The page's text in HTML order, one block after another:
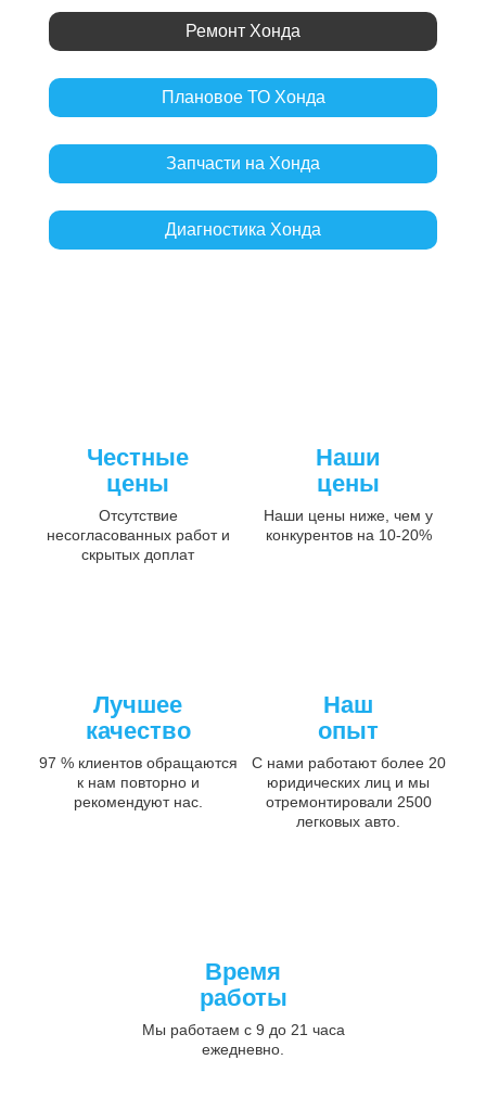
Ремонт Хонда
Плановое ТО Хонда
Запчасти на Хонда
Диагностика Хонда
Честные
цены
Отсутствие
несогласованных работ и
скрытых доплат
Наши
цены
Наши цены ниже, чем у
конкурентов на 10-20%
Лучшее
качество
97 % клиентов обращаются
к нам повторно и
рекомендуют нас.
Наш
опыт
С нами работают более 20
юридических лиц и мы
отремонтировали 2500
легковых авто.
Время
работы
Мы работаем с 9 до 21 часа
ежедневно.